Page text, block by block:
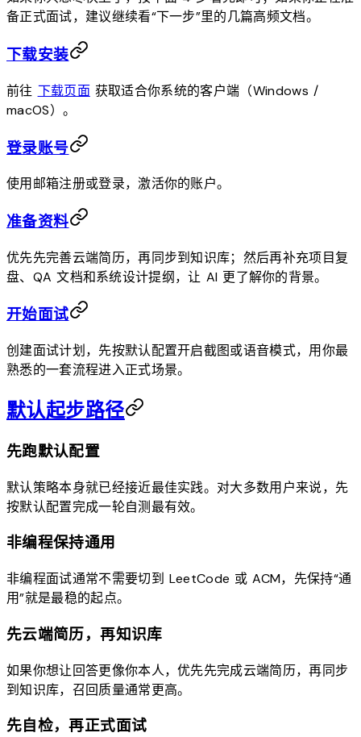
备正式面试，建议继续看“下一步”里的几篇高频文档。
下载安装
前往 下载页面获取适合你系统的客户端（Windows /
macOS）。
登录账号
使用邮箱注册或登录，激活你的账户。
准备资料
优先先完善云端简历，再同步到知识库；然后再补充项目复
盘、QA 文档和系统设计提纲，让 AI 更了解你的背景。
开始面试
创建面试计划，先按默认配置开启截图或语音模式，用你最
熟悉的一套流程进入正式场景。
默认起步路径
先跑默认配置
默认策略本身就已经接近最佳实践。对大多数用户来说，先
按默认配置完成一轮自测最有效。
非编程保持通用
非编程面试通常不需要切到 LeetCode 或 ACM，先保持“通
用”就是最稳的起点。
先云端简历，再知识库
如果你想让回答更像你本人，优先先完成云端简历，再同步
到知识库，召回质量通常更高。
先自检，再正式面试